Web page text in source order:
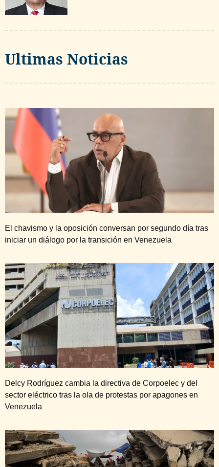
Ultimas Noticias
El chavismo y la oposición conversan por segundo día tras
iniciar un diálogo por la transición en Venezuela
Delcy Rodríguez cambia la directiva de Corpoelec y del
sector eléctrico tras la ola de protestas por apagones en
Venezuela